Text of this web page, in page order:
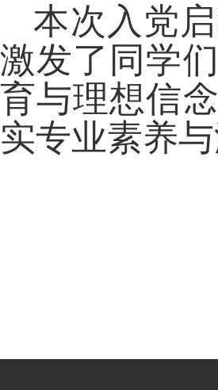
本次入党
激发了同学
育与理想信
实专业素养